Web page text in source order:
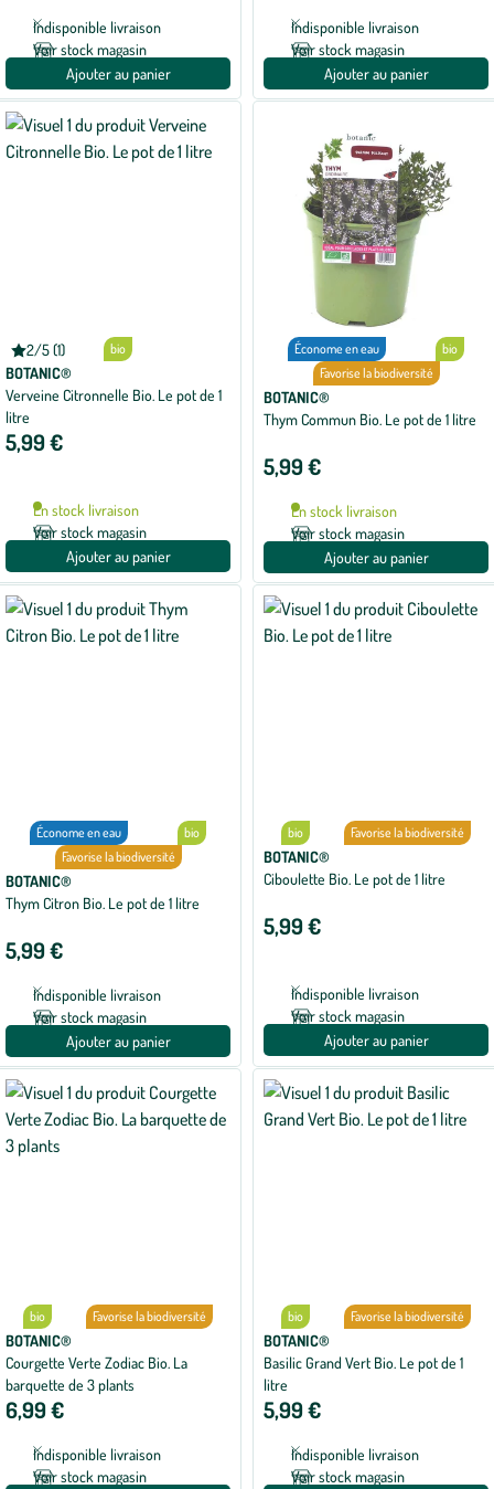
Indisponible livraison
Voir stock magasin
Ajouter au panier
Indisponible livraison
Voir stock magasin
Ajouter au panier
2/5 (1)
Note
moyenne
de
2
sur
5
avec
bio
BOTANIC®
Verveine Citronnelle Bio. Le pot de 1
litre
5,99 €
En stock livraison
Voir stock magasin
Ajouter au panier
Économe en eau
bio
Favorise la biodiversité
BOTANIC®
Thym Commun Bio. Le pot de 1 litre
5,99 €
En stock livraison
Voir stock magasin
Ajouter au panier
Économe en eau
bio
Favorise la biodiversité
BOTANIC®
Thym Citron Bio. Le pot de 1 litre
5,99 €
Indisponible livraison
Voir stock magasin
Ajouter au panier
bio Favorise la biodiversité
BOTANIC®
Ciboulette Bio. Le pot de 1 litre
5,99 €
Indisponible livraison
Voir stock magasin
Ajouter au panier
bio Favorise la biodiversité
BOTANIC®
Courgette Verte Zodiac Bio. La
barquette de 3 plants
6,99 €
Indisponible livraison
Voir stock magasin
bio Favorise la biodiversité
BOTANIC®
Basilic Grand Vert Bio. Le pot de 1
litre
5,99 €
Indisponible livraison
Voir stock magasin